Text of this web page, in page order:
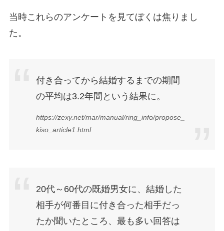
当時これらのアンケートを見てぼくは焦りまし
た。
付き合ってから結婚するまでの期間
の平均は3.2年間という結果に。
https://zexy.net/mar/manual/ring_info/propose_
kiso_article1.html
20代～60代の既婚男女に、結婚した
相手が何番目に付き合った相手だっ
たか聞いたところ、最も多い回答は